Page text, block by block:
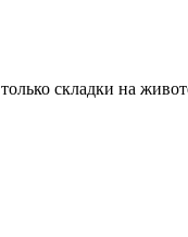
складки на